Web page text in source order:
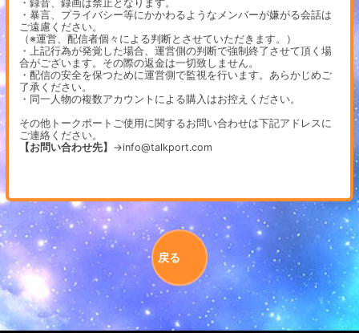
・録音、録画は禁止となります。
・暴言、プライバシー等にかかわるようなメンバーが嫌がる会話は
ご遠慮ください。
（※運営、配信者個々による判断とさせていただきます。）
・上記行為が発覚した場合、運営側の判断で強制終了させて頂く場
合がございます。その際の返金は一切致しません。
・配信の安全を保つために運営側で監視を行います。あらかじめご
了承ください。
・同一人物の複数アカウントによる購入はお控えください。
その他トークポートご使用に関するお問い合わせは下記アドレスに
ご連絡ください。
【お問い合わせ先】 →info@talkport.com
戻る